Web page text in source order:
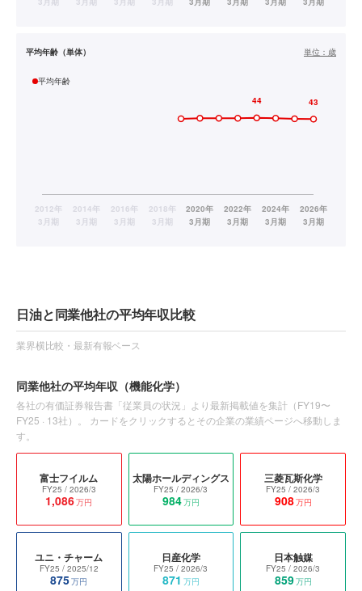
平均年齢（単体） 単位： 歳
平均年齢
日油と同業他社の平均年収比較
業界横比較・最新有報ベース
同業他社の平均年収 （機能化学）
各社の有価証券報告書「従業員の状況」より最新掲載値を集計（FY19〜
FY25 · 13社）。 カードをクリックするとその企業の業績ページへ移動しま
す。
富士フイルム
FY25 / 2026/3
1,086万円
太陽ホールディングス
FY25 / 2026/3
984万円
三菱瓦斯化学
FY25 / 2026/3
908万円
ユニ・チャーム
FY25 / 2025/12
875万円
日産化学
FY25 / 2026/3
871 万円
日本触媒
FY25 / 2026/3
859万円